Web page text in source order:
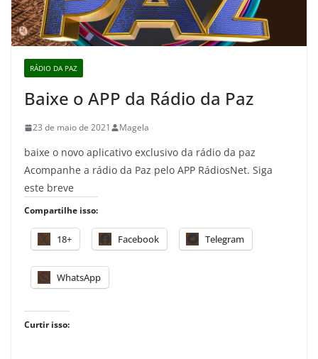
RÁDIO DA PAZ
Baixe o APP da Rádio da Paz
23 de maio de 2021 Magela
baixe o novo aplicativo exclusivo da rádio da paz
Acompanhe a rádio da Paz pelo APP RádiosNet. Siga
este breve
Compartilhe isso:
18+ Facebook Telegram
WhatsApp
Curtir isso: